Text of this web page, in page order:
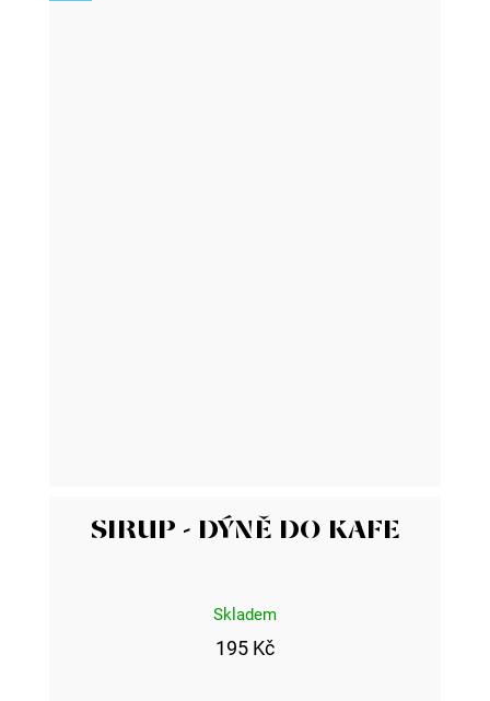
SIRUP - DÝNĚ DO KAFE
Skladem
195 Kč